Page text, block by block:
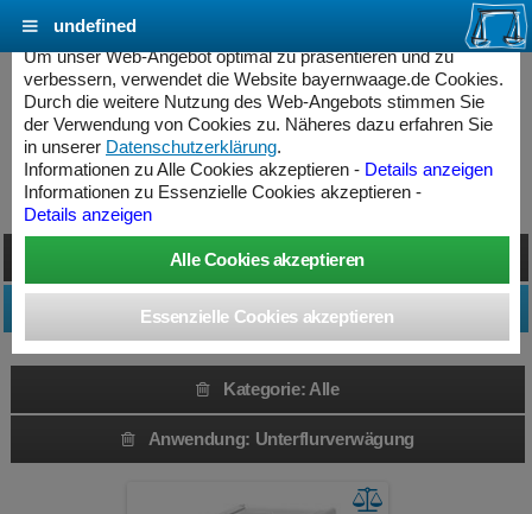
Produkte » Alle
Kategorie: Alle » Unterflurverwägung
Darstellung umschalten
Produktfilter anpassen
Kategorie: Alle
Anwendung: Unterflurverwägung
Cookie Einstellungen - bayernwaage.de
Um unser Web-Angebot optimal zu präsentieren und zu
verbessern, verwendet die Website bayernwaage.de Cookies.
Durch die weitere Nutzung des Web-Angebots stimmen Sie
der Verwendung von Cookies zu. Näheres dazu erfahren Sie
in unserer Datenschutzerklärung.
Informationen zu Alle Cookies akzeptieren - Details anzeigen
Informationen zu Essenzielle Cookies akzeptieren -
Details anzeigen
undefined